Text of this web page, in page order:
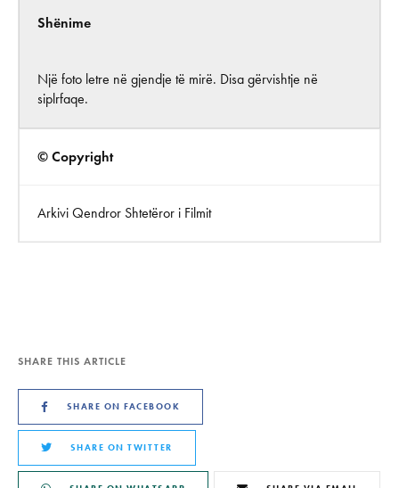
Shënime
Një foto letre në gjendje të mirë. Disa gërvishtje në
siplrfaqe.
© Copyright
Arkivi Qendror Shtetëror i Filmit
SHARE THIS ARTICLE
SHARE ON FACEBOOK
SHARE ON TWITTER